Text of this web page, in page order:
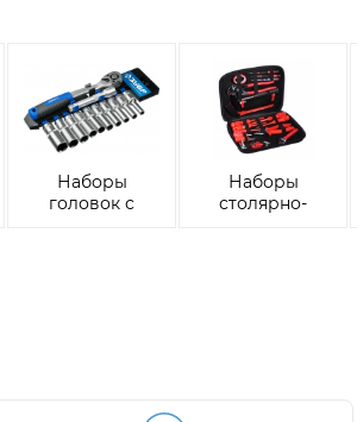
Наборы
головок с
Наборы
столярно-